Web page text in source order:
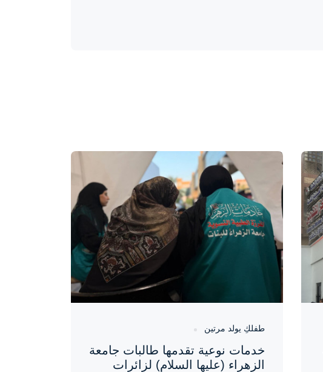
واحة المرأة
منذ 3 أيام
طفلكِ يولد مرتين
خدمات نوعية تقدمها طالبات جامعة
الزهراء (عليها السلام) لزائرات